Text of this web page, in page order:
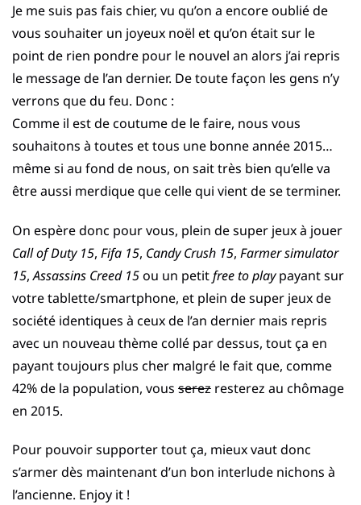
Je me suis pas fais chier, vu qu’on a encore oublié de
vous souhaiter un joyeux noël et qu’on était sur le
point de rien pondre pour le nouvel an alors j’ai repris
le message de l’an dernier. De toute façon les gens n’y
verrons que du feu. Donc :
Comme il est de coutume de le faire, nous vous
souhaitons à toutes et tous une bonne année 2015…
même si au fond de nous, on sait très bien qu’elle va
être aussi merdique que celle qui vient de se terminer.
On espère donc pour vous, plein de super jeux à jouer
Call of Duty 15, Fifa 15, Candy Crush 15, Farmer simulator
15,Assassins Creed 15ou un petitfree to playpayant sur
votre tablette/smartphone, et plein de super jeux de
société identiques à ceux de l’an dernier mais repris
avec un nouveau thème collé par dessus, tout ça en
payant toujours plus cher malgré le fait que, comme
42% de la population, vous serez resterez au chômage
en 2015.
Pour pouvoir supporter tout ça, mieux vaut donc
s’armer dès maintenant d’un bon interlude nichons à
l’ancienne. Enjoy it !